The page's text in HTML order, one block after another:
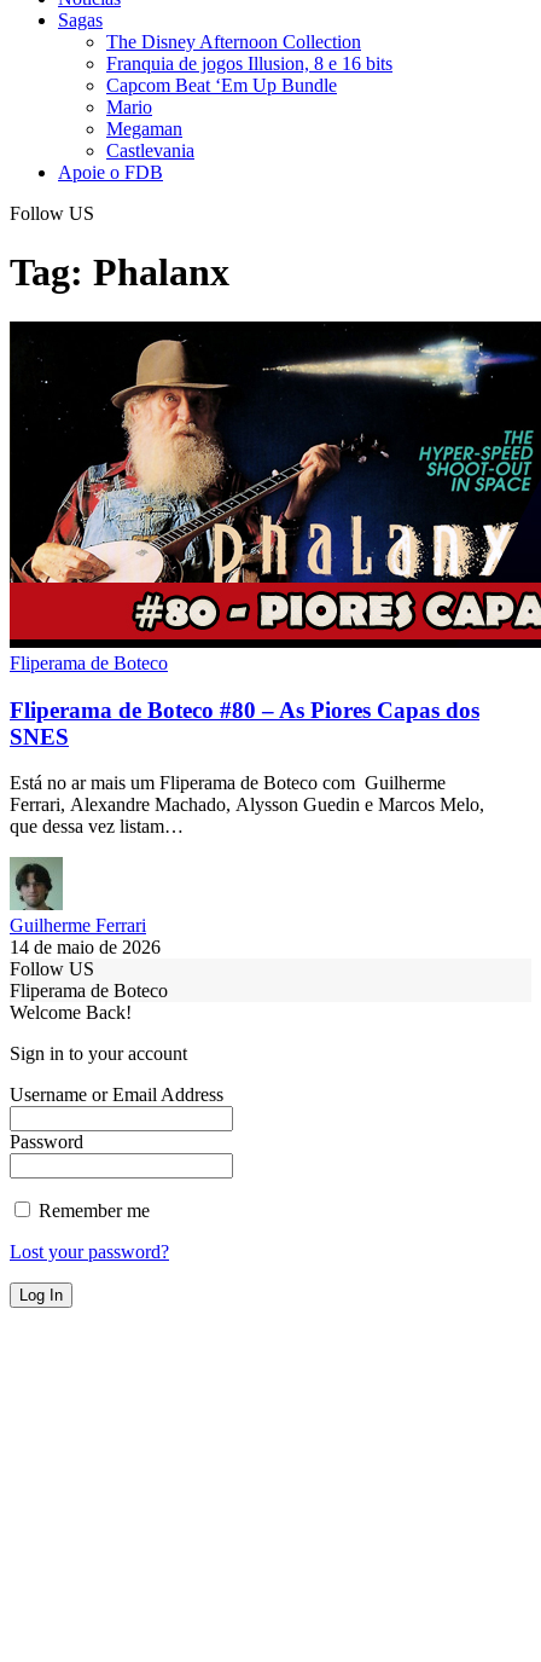
Sagas
The Disney Afternoon Collection
Franquia de jogos Illusion, 8 e 16 bits
Capcom Beat ‘Em Up Bundle
Mario
Megaman
Castlevania
Apoie o FDB
Follow US
Tag: Phalanx
Fliperama de Boteco
Fliperama de Boteco #80 – As Piores Capas dos
SNES
Está no ar mais um Fliperama de Boteco com Guilherme
Ferrari, Alexandre Machado, Alysson Guedin e Marcos Melo,
que dessa vez listam…
Guilherme Ferrari
14 de maio de 2026
Follow US
Fliperama de Boteco
Welcome Back!
Sign in to your account
Username or Email Address
Password
Remember me
Lost your password?